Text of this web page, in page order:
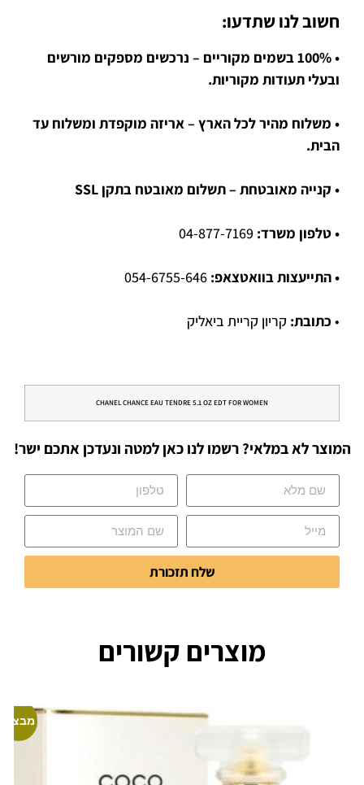
חשוב לנו שתדעו:
• 100% בשמים מקוריים – נרכשים מספקים מורשים
ובעלי תעודות מקוריות.
• משלוח מהיר לכל הארץ – אריזה מוקפדת ומשלוח עד
הבית.
• קנייה מאובטחת – תשלום מאובטח בתקן SSL
• טלפון משרד:
• התייעצות בוואטצאפ:
• כתובת: קריון קריית ביאליק
CHANEL CHANCE EAU TENDRE 5.1 OZ EDT FOR WOMEN
המוצר לא במלאי? רשמו לנו כאן למטה ונעדכן אתכם ישר!
שלח תזכורת
מוצרים קשורים
מבצע!